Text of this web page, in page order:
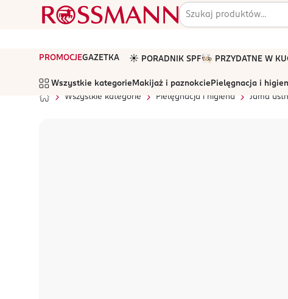
PROMOCJEGAZETKA ☀️ PORADNIK SPF🧑🏻‍🍳 PRZYDATNE W
Wszystkie kategorie Makijaż i paznokcie Pielęgnacja i
Wszystkie kategorie
Pielęgnacja i higiena Jama